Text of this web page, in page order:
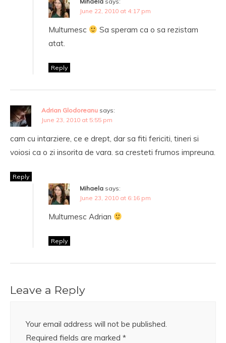
June 22, 2010 at 4:17 pm
Multumesc
Sa speram ca o sa rezistam
atat.
Reply
Adrian Glodoreanu says:
June 23, 2010 at 5:55 pm
cam cu intarziere, ce e drept, dar sa fiti fericiti, tineri si
voiosi ca o zi insorita de vara. sa cresteti frumos impreuna.
Reply
Mihaela says:
June 23, 2010 at 6:16 pm
Multumesc Adrian
Reply
Leave a Reply
Your email address will not be published.
Required fields are marked *